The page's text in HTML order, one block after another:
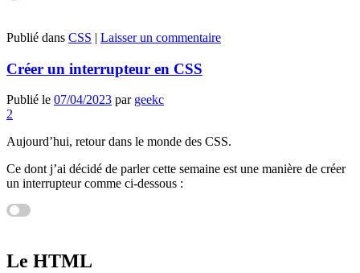
Publié dans CSS | Laisser un commentaire
Créer un interrupteur en CSS
Publié le 07/04/2023 par geekc
2
Aujourd’hui, retour dans le monde des CSS.
Ce dont j’ai décidé de parler cette semaine est une manière de créer
un interrupteur comme ci-dessous :
Le HTML